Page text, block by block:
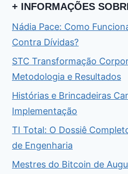
+ INFORMAÇÕES
Nádia Pace: Como
Contra Dívidas?
STC Transformação
Metodologia e Resultados
Histórias e Brincadeiras
Implementação
TI Total: O Dossiê
de Engenharia
Mestres do Bitcoin de